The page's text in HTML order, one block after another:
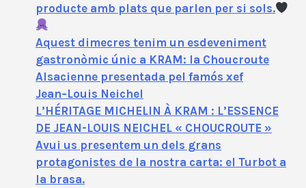
producte amb plats que parlen per si sols.
Aquest dimecres tenim un esdeveniment
gastronòmic únic a KRAM: la Choucroute
Alsacienne presentada pel famós xef
Jean‑Louis Neichel
L’HÉRITAGE MICHELIN À KRAM : L’ESSENCE
DE JEAN-LOUIS NEICHEL « CHOUCROUTE »
Avui us presentem un dels grans
protagonistes de la nostra carta: el Turbot a
la brasa.